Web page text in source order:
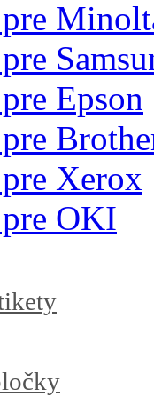
Epson
Xerox
OKI